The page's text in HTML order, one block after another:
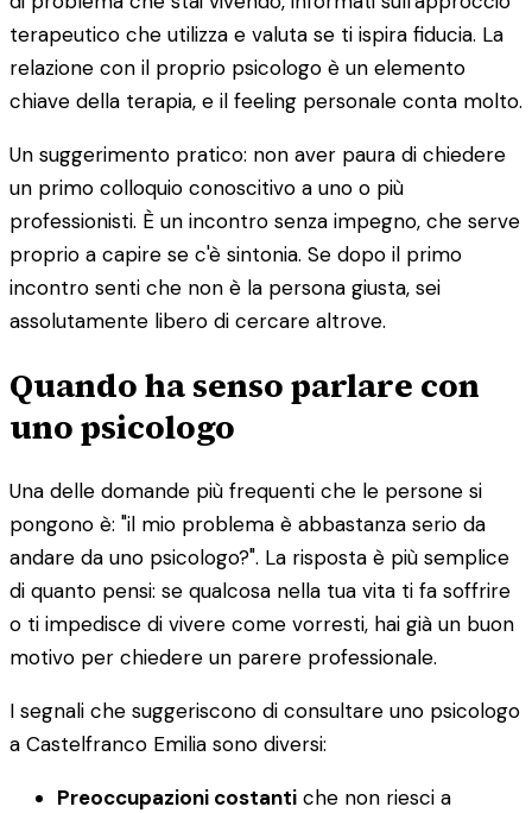
terapeutico che utilizza e valuta se ti ispira fiducia. La
relazione con il proprio psicologo è un elemento
chiave della terapia, e il feeling personale conta molto.
Un suggerimento pratico: non aver paura di chiedere
un primo colloquio conoscitivo a uno o più
professionisti. È un incontro senza impegno, che serve
proprio a capire se c'è sintonia. Se dopo il primo
incontro senti che non è la persona giusta, sei
assolutamente libero di cercare altrove.
Quando ha senso parlare con
uno psicologo
Una delle domande più frequenti che le persone si
pongono è: "il mio problema è abbastanza serio da
andare da uno psicologo?". La risposta è più semplice
di quanto pensi: se qualcosa nella tua vita ti fa soffrire
o ti impedisce di vivere come vorresti, hai già un buon
motivo per chiedere un parere professionale.
I segnali che suggeriscono di consultare uno psicologo
a Castelfranco Emilia sono diversi:
Preoccupazioni costanti che non riesci a